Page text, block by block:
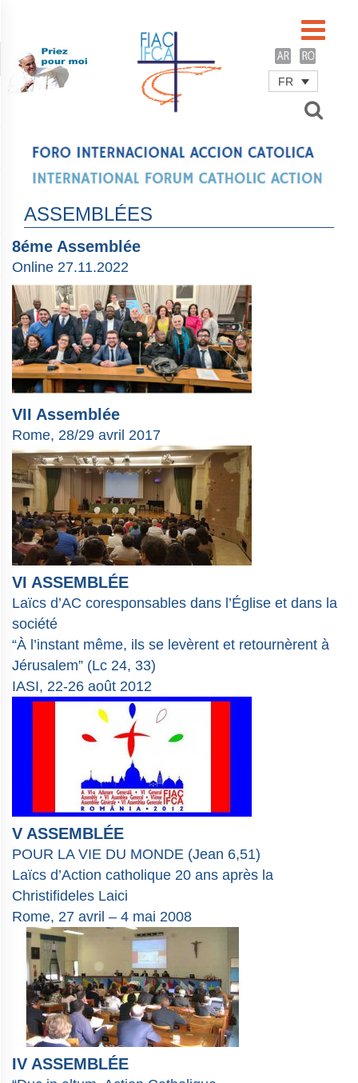
FR
ASSEMBLÉES
8éme Assemblée
Online 27.11.2022
VII Assemblée
Rome, 28/29 avril 2017
VI ASSEMBLÉE
Laïcs d’AC coresponsables dans l’Église et dans la
société
“À l’instant même, ils se levèrent et retournèrent à
Jérusalem” (Lc 24, 33)
IASI, 22-26 août 2012
V ASSEMBLÉE
POUR LA VIE DU MONDE (Jean 6,51)
Laïcs d’Action catholique 20 ans après la
Christifideles Laici
Rome, 27 avril – 4 mai 2008
IV ASSEMBLÉE
Password